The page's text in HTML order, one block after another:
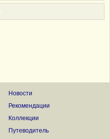
Новости
Рекомендации
Коллекции
Путеводитель